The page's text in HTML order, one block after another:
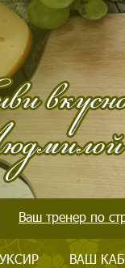
Ваш тренер по
ВАШ